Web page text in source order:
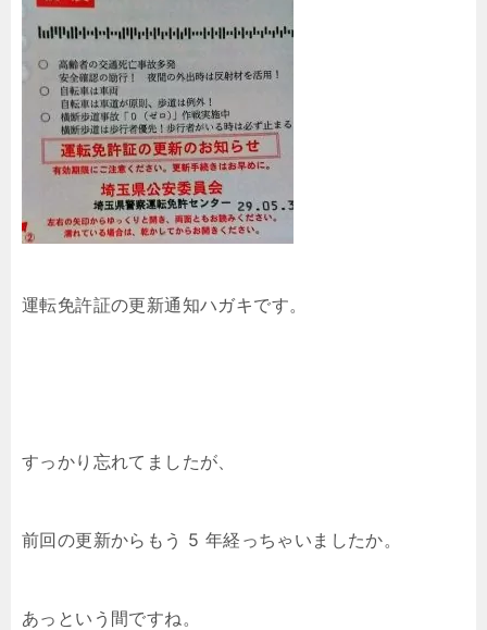
運転免許証の更新通知ハガキです。
すっかり忘れてましたが、
前回の更新からもう 5 年経っちゃいましたか。
あっという間ですね。